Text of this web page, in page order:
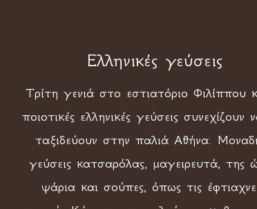
Ελληνικές γεύσεις
Τρίτη γενιά στο εστιατόριο Φιλίππου
ποιοτικές ελληνικές γεύσεις συνεχίζουν
ταξιδεύουν στην παλιά Αθήνα.
γεύσεις κατσαρόλας, μαγειρευτά, της
ψάρια και σούπες, όπως τις